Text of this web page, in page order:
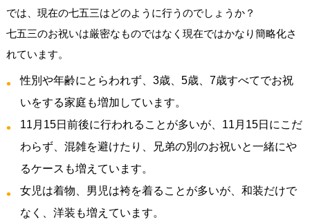
では、現在の七五三はどのように行うのでしょうか？
七五三のお祝いは厳密なものではなく現在ではかなり簡略化さ
れています。
性別や年齢にとらわれず、3歳、5歳、7歳すべてでお祝
いをする家庭も増加しています。
11月15日前後に行われることが多いが、11月15日にこだ
わらず、混雑を避けたり、兄弟の別のお祝いと一緒にや
るケースも増えています。
女児は着物、男児は袴を着ることが多いが、和装だけで
なく、洋装も増えています。